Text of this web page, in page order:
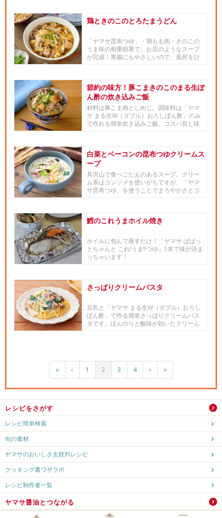
鶏ときのこのとろたまうどん
「ヤマサ昆布つゆ」・鶏もも肉・きのこの
うま味の相乗効果で、お店のようなスープ
が完成！胃腸にもやさしいので、風邪をひ
節約の味方！豚こまきのこのまる生ぽ
ん酢の炊き込みご飯
材料は豚こま肉としめじ。調味料は「ヤマ
サ まる生W（ダブル）おろしぽん酢」のみ
で作れる簡単炊き込みご飯。コスパ良し味
白菜とベーコンの昆布つゆクリームス
ープ
具沢山で食べごたえのあるスープ。クリー
ム系はコンソメを使いがちですが、「ヤマ
サ昆布つゆ」を使うことでまろやかさとコ
鱈のこれうまホイル焼き
ホイルに包んで蒸すだけ！「ヤマサ ぱぱっ
とちゃんと これ!うま!!つゆ」1本で味が決ま
っちゃいます！
さっぱりクリームパスタ
豆乳と「ヤマサ まる生W（ダブル）おろし
ぽん酢」で作る簡単さっぱりクリームパス
タです。ほんのりと酸味が効いたクリーム
« ‹ 1 2 3 4 › »
レシピをさがす
レシピ簡単検索
旬の食材
ヤマサのおいしさ太鼓判レシピ
クッキング裏ワザラボ
レシピ制作者一覧
ヤマサ醤油とつながる